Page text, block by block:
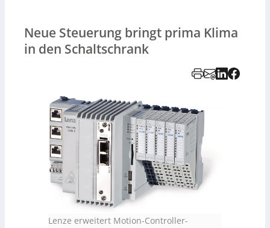
Neue Steuerung bringt prima Klima
in den Schaltschrank
Lenze erweitert Motion-Controller-